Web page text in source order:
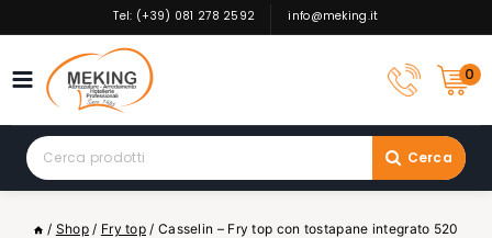
to
Tel: (+39) 081 278 2592 info@meking.it
0
Search
for:
Cerca
/ Shop / Fry top / Casselin – Fry top con tostapane integrato 520